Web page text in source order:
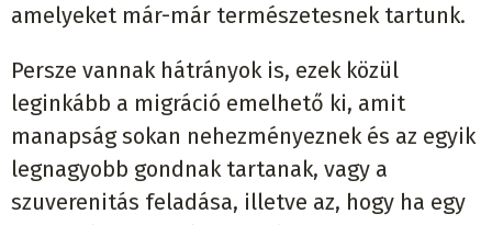
amelyeket már-már természetesnek tartunk.
Persze vannak hátrányok is, ezek közül
leginkább a migráció emelhető ki, amit
manapság sokan nehezményeznek és az egyik
legnagyobb gondnak tartanak, vagy a
szuverenitás feladása, illetve az, hogy ha egy